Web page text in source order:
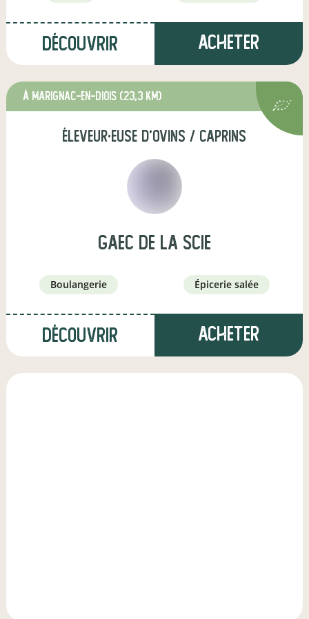
Découvrir Acheter
à Marignac-en-Diois (23,3 km)
éleveur·euse d'ovins / caprins
GAEC de la Scie
boulangerie épicerie salée
Découvrir Acheter